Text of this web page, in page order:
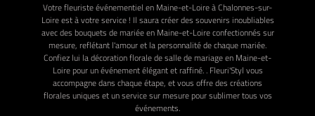
Votre fleuriste événementiel en Maine-et-Loire à Chalonnes-sur-
Loire est à votre service ! Il saura créer des souvenirs inoubliables
avec des bouquets de mariée en Maine-et-Loire confectionnés sur
mesure, reflétant l'amour et la personnalité de chaque mariée.
Confiez lui la décoration florale de salle de mariage en Maine-et-
Loire pour un événement élégant et raffiné. . Fleuri'Styl vous
accompagne dans chaque étape, et vous offre des créations
florales uniques et un service sur mesure pour sublimer tous vos
événements.